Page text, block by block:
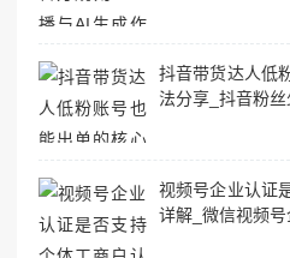
抖音带货达人低
法分享_抖音粉
视频号企业认证
详解_微信视频